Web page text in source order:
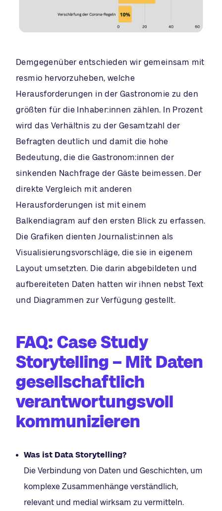
Demgegenüber entschieden wir gemeinsam mit
resmio hervorzuheben, welche
Herausforderungen in der Gastronomie zu den
größten für die Inhaber:innen zählen. In Prozent
wird das Verhältnis zu der Gesamtzahl der
Befragten deutlich und damit die hohe
Bedeutung, die die Gastronom:innen der
sinkenden Nachfrage der Gäste beimessen. Der
direkte Vergleich mit anderen
Herausforderungen ist mit einem
Balkendiagram auf den ersten Blick zu erfassen.
Die Grafiken dienten Journalist:innen als
Visualisierungsvorschläge, die sie in eigenem
Layout umsetzten. Die darin abgebildeten und
aufbereiteten Daten hatten wir ihnen nebst Text
und Diagrammen zur Verfügung gestellt.
FAQ: Case Study
Storytelling – Mit Daten
gesellschaftlich
verantwortungsvoll
kommunizieren
Was ist Data Storytelling?
Die Verbindung von Daten und Geschichten, um
komplexe Zusammenhänge verständlich,
relevant und medial wirksam zu vermitteln.